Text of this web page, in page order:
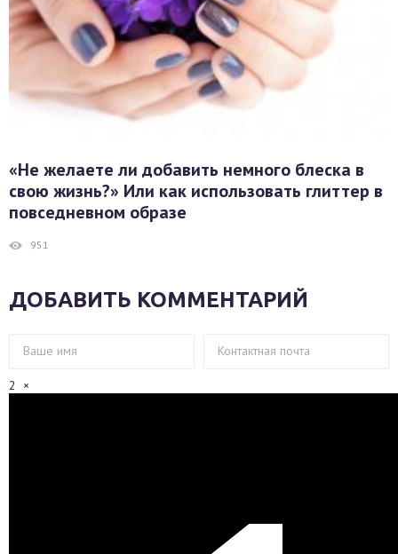
«Не желаете ли добавить немного блеска в
свою жизнь?» Или как использовать глиттер в
повседневном образе
951
ДОБАВИТЬ КОММЕНТАРИЙ
2 ×